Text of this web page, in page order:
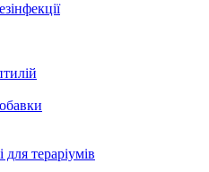
тераріумів